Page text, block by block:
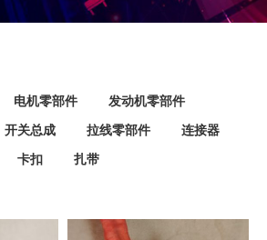
您在这里：
电机零部件
发动机零部件
开关总成 拉线零部件
连接器
卡扣
扎带